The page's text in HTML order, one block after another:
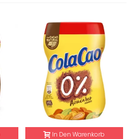
In Den Warenkorb